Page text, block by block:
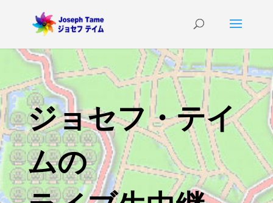
ジョセフ・テイ
ムの